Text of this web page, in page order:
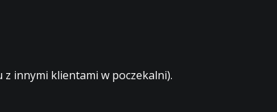
innymi klientami w poczekalni).